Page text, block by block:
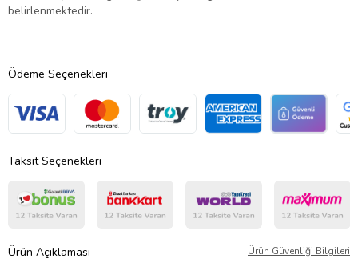
belirlenmektedir.
Ödeme Seçenekleri
Taksit Seçenekleri
Ürün Açıklaması Ürün Güvenliği Bilgileri